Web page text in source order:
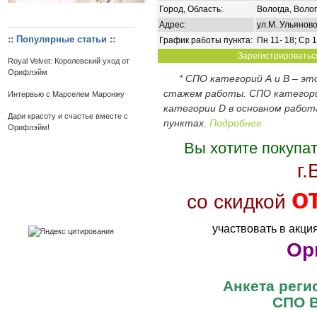
:: Популярные статьи ::
Royal Velvet: Королевский уход от
Орифлэйм
Интервью с Марселем Маронжу
Дари красоту и счастье вместе с
Орифлэйм!
Город, Область:
Вологда,
Адрес:
ул.М.
График работы пункта: Пн 11- 18; Ср
* СПО категорий А и В –
стажем работы. СПО
категории D в основном
пунктах. Подробнее
Вы хотите
со скидкой
участвовать в
Анкета
СПО